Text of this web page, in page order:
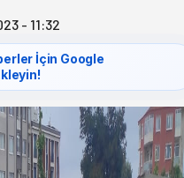
- 11:32
İçin Google